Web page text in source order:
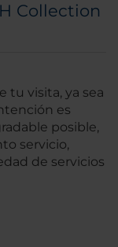
Collection
visita, ya sea
es
posible,
servicio,
de servicios